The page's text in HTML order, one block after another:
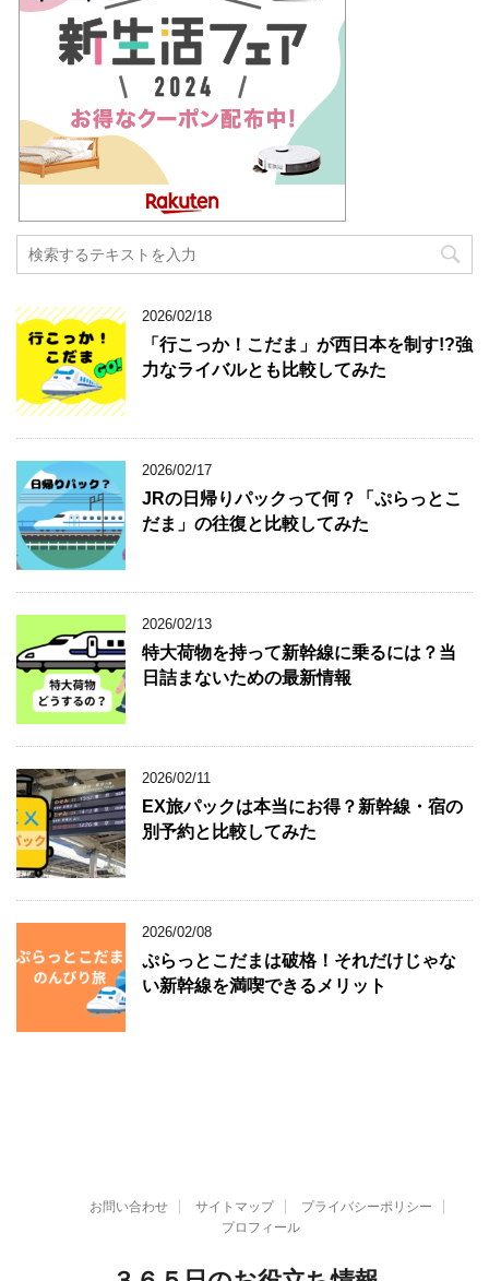
2026/02/18
「行こっか！こだま」が西日本を制す!?強
力なライバルとも比較してみた
2026/02/17
JRの日帰りパックって何？「ぷらっとこ
だま」の往復と比較してみた
2026/02/13
特大荷物を持って新幹線に乗るには？当
日詰まないための最新情報
2026/02/11
EX旅パックは本当にお得？新幹線・宿の
別予約と比較してみた
2026/02/08
ぷらっとこだまは破格！それだけじゃな
い新幹線を満喫できるメリット
お問い合わせ サイトマップ
プライバシーポリシー
プロフィール